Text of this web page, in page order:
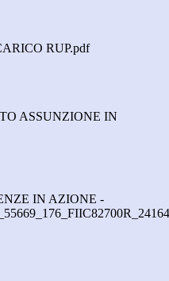
RUP.pdf
ASSUNZIONE IN
IN AZIONE -